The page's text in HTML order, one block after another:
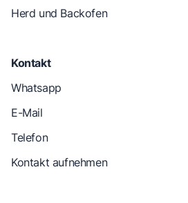
Herd und Backofen
Kontakt
Whatsapp
E-Mail
Telefon
Kontakt aufnehmen